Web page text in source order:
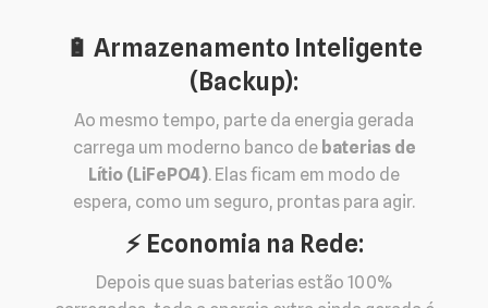
🔋 Armazenamento Inteligente
(Backup):
Ao mesmo tempo, parte da energia gerada
carrega um moderno banco de baterias de
Lítio (LiFePO4). Elas ficam em modo de
espera, como um seguro, prontas para agir.
⚡️ Economia na Rede:
Depois que suas baterias estão 100%